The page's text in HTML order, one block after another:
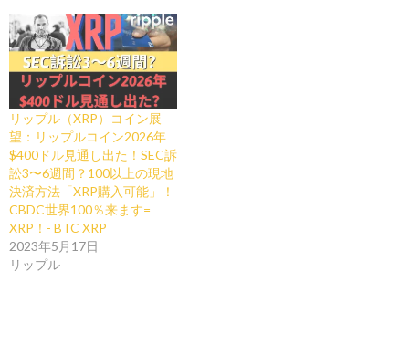
リップル（XRP）コイン展
望：リップルコイン2026年
$400ドル見通し出た！SEC訴
訟3〜6週間？100以上の現地
決済方法「XRP購入可能」！
CBDC世界100％来ます=
XRP！- BTC XRP
2023年5月17日
リップル